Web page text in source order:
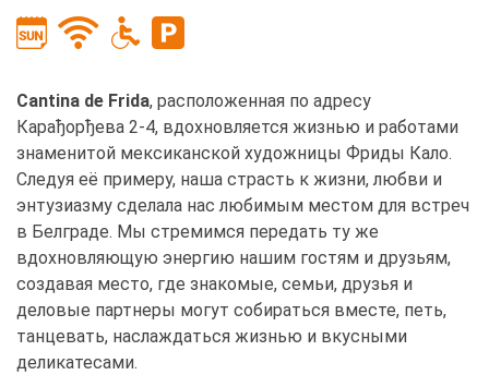
Cantina de Frida, расположенная по адресу
Карађорђева 2-4, вдохновляется жизнью и работами
знаменитой мексиканской художницы Фриды Кало.
Следуя её примеру, наша страсть к жизни, любви и
энтузиазму сделала нас любимым местом для встреч
в Белграде. Мы стремимся передать ту же
вдохновляющую энергию нашим гостям и друзьям,
создавая место, где знакомые, семьи, друзья и
деловые партнеры могут собираться вместе, петь,
танцевать, наслаждаться жизнью и вкусными
деликатесами.